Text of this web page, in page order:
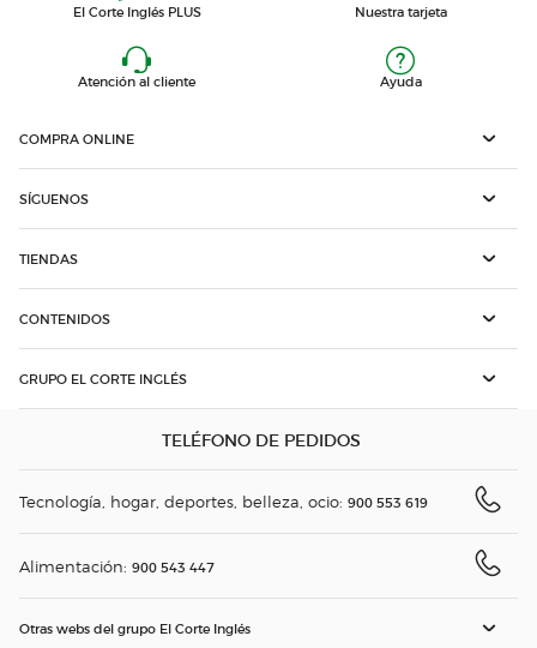
El Corte Inglés PLUS Nuestra tarjeta
Atención al cliente Ayuda
COMPRA ONLINE
SÍGUENOS
TIENDAS
CONTENIDOS
GRUPO EL CORTE INGLÉS
TELÉFONO DE PEDIDOS
Tecnología, hogar, deportes, belleza, ocio: 900 553 619
Alimentación: 900 543 447
Otras webs del grupo El Corte Inglés